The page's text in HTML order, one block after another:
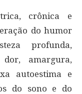
crônica e
do humor
profunda,
amargura,
autoestima e
do sono e do